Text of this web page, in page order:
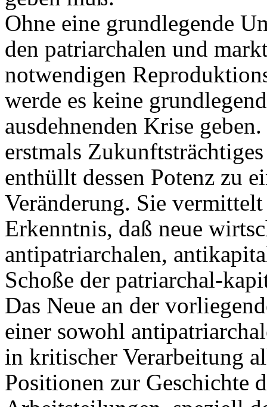
Ohne eine grundlegende
den patriarchalen und
notwendigen
werde es keine
ausdehnenden Krise
erstmals
enthüllt dessen Potenz zu
Veränderung. Sie
Erkenntnis, daß neue
antipatriarchalen,
Schoße der patriarchal-
Das Neue an der
einer sowohl
in kritischer Verarbeitung
Positionen zur Geschichte